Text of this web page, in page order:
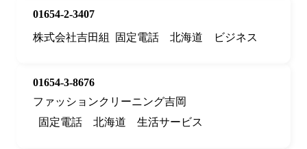
01654-2-3407
株式会社吉田組
固定電話 北海道 ビジネス
01654-3-8676
ファッションクリーニング吉岡
固定電話
北海道 生活サービス